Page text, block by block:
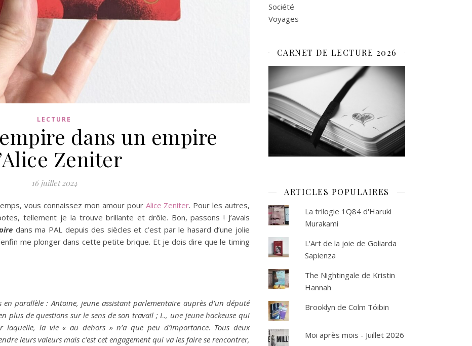
LECTURE
dans un empire
Zeniter
16 juillet 2024
vous connaissez mon amour pour Alice Zeniter. Pour les autres,
tellement je la trouve brillante et drôle. Bon, passons ! J’avais
dans ma PAL depuis des siècles et c’est par le hasard d’une jolie
me plonger dans cette petite brique. Et je dois dire que le timing
parallèle : Antoine, jeune assistant parlementaire auprès d’un député
plus de questions sur le sens de son travail ; L., une jeune hackeuse qui
laquelle, la vie « au dehors » n’a que peu d’importance. Tous deux
leurs valeurs mais c’est cet engagement qui va les faire se rencontrer,
Société
Voyages
CARNET DE LECTURE 2026
ARTICLES POPULAIRES
La trilogie 1Q84 d'Haruki
Murakami
L'Art de la joie de Goliarda
Sapienza
The Nightingale de Kristin
Hannah
Brooklyn de Colm Tóibin
Moi après mois - Juillet 2026